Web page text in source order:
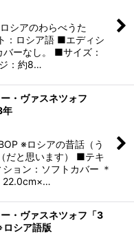
シアのわらべうた
ロシア語 ■エディシ
バーなし。 ■サイズ：
：約8…
・ヴァスネツォフ
※ロシアの昔話（う
だと思います） ■テキ
ョン：ソフトカバー ＊
22.0cm×…
・ヴァスネツォフ「3
シア語版